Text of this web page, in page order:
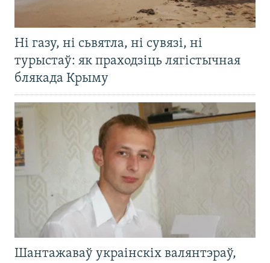
Ні газу, ні сьвятла, ні сувязі, ні
турыстаў: як праходзіць лягістычная
блякада Крыму
Шантажаваў украінскіх валянтэраў,